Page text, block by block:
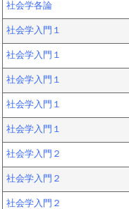
社会学各論
社会学入門１
社会学入門１
社会学入門１
社会学入門１
社会学入門１
社会学入門２
社会学入門２
社会学入門２